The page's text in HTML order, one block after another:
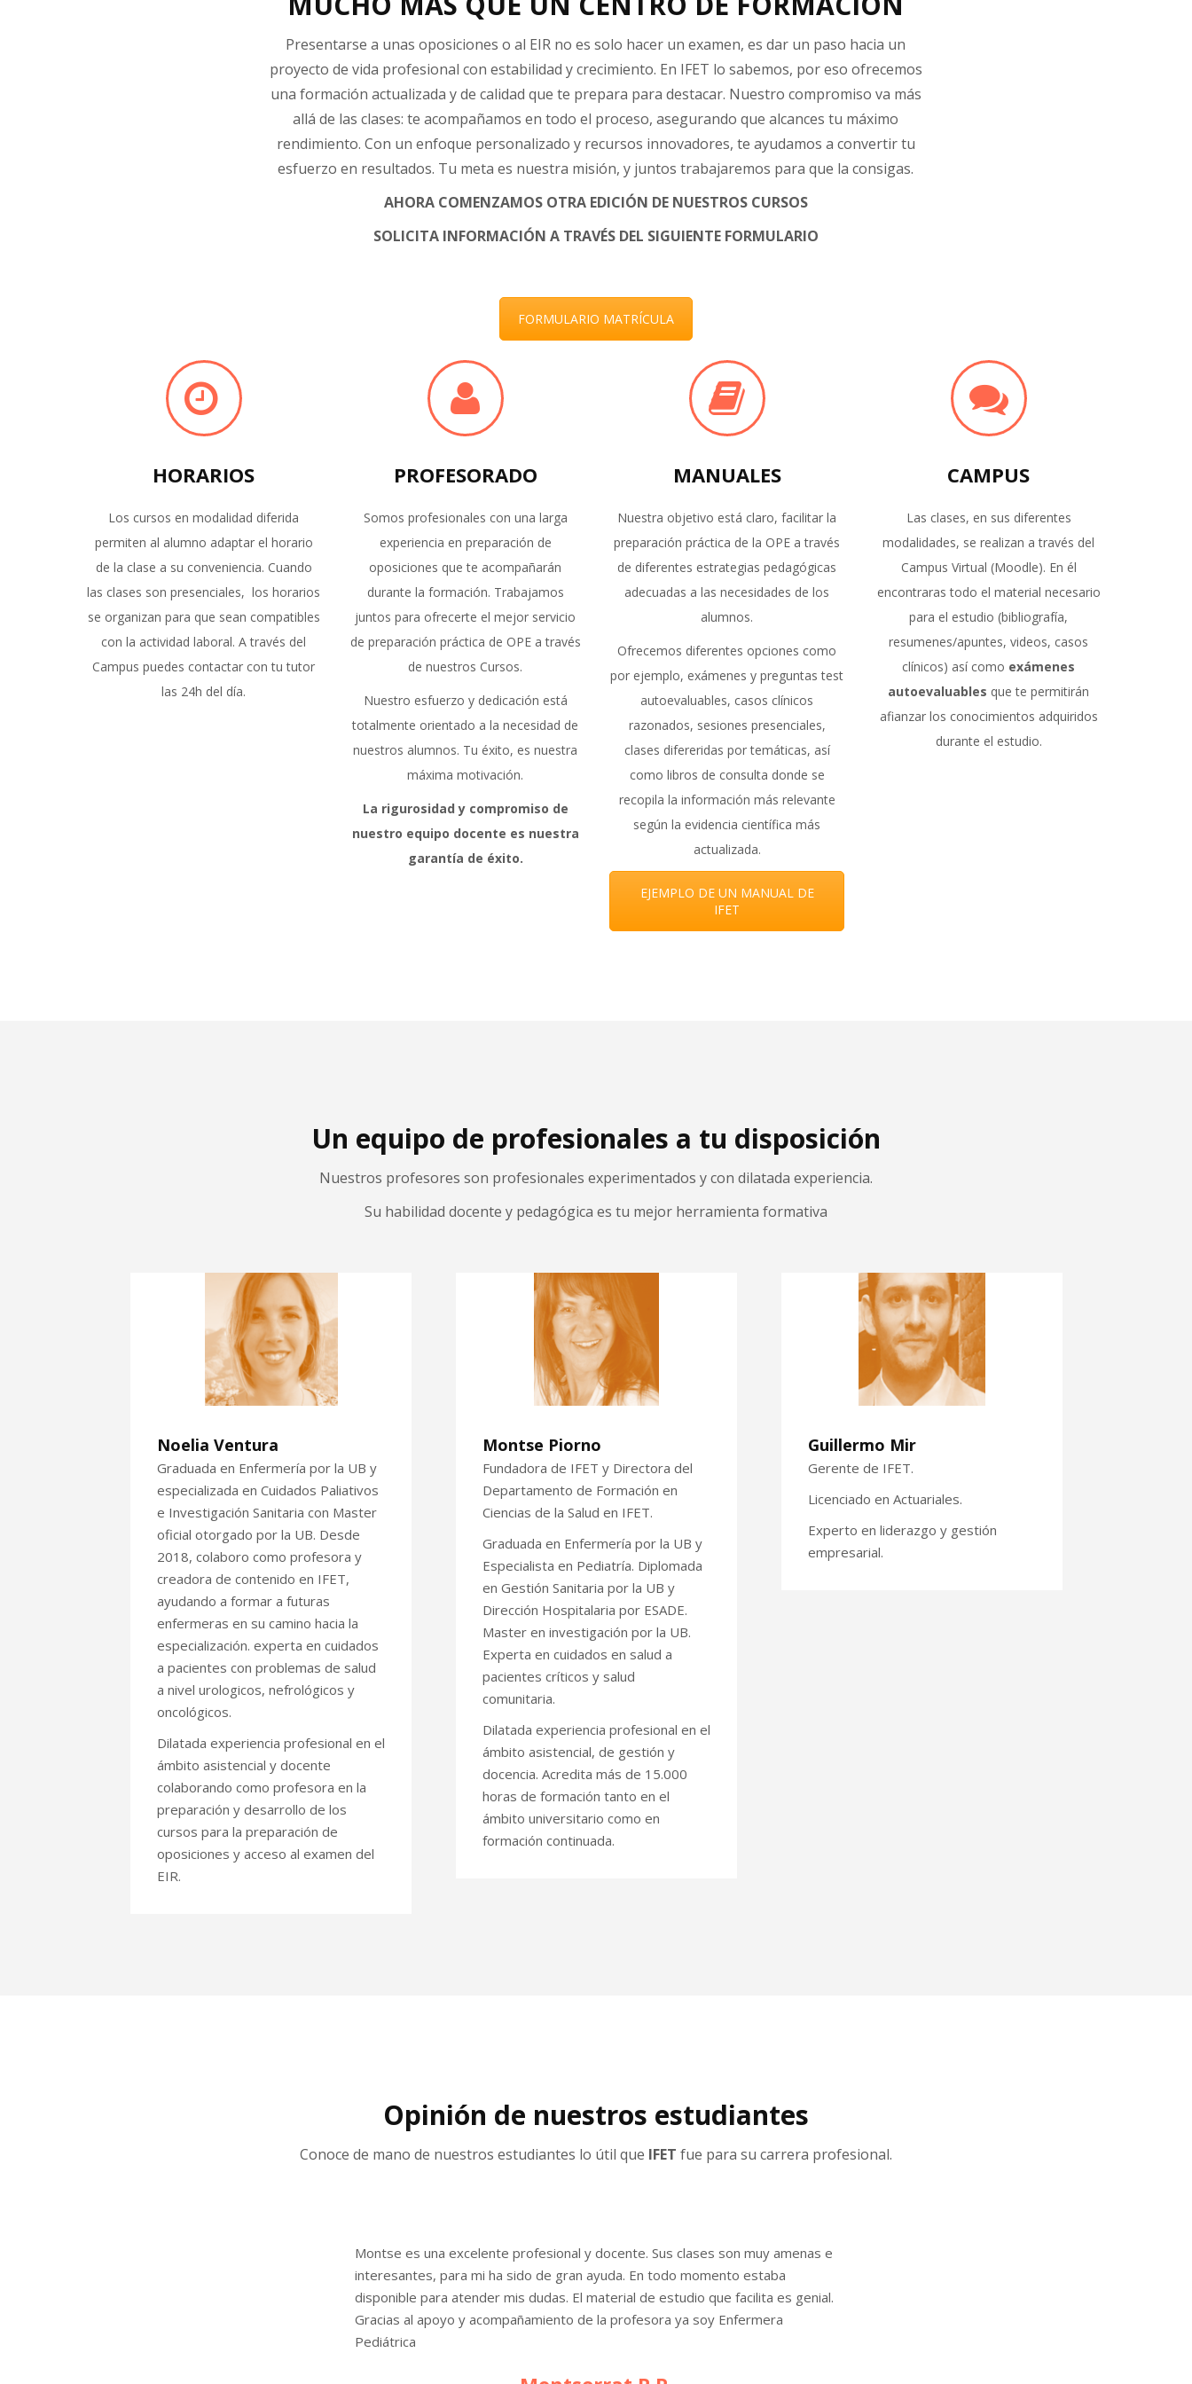
Presentarse a unas oposiciones o al EIR no es solo hacer un examen, es dar un paso hacia un
proyecto de vida profesional con estabilidad y crecimiento. En IFET lo sabemos, por eso ofrecemos
una formación actualizada y de calidad que te prepara para destacar. Nuestro compromiso va más
allá de las clases: te acompañamos en todo el proceso, asegurando que alcances tu máximo
rendimiento. Con un enfoque personalizado y recursos innovadores, te ayudamos a convertir tu
esfuerzo en resultados. Tu meta es nuestra misión, y juntos trabajaremos para que la consigas.
AHORA COMENZAMOS OTRA EDICIÓN DE NUESTROS CURSOS
SOLICITA INFORMACIÓN A TRAVÉS DEL SIGUIENTE FORMULARIO
FORMULARIO MATRÍCULA
HORARIOS
Los cursos en modalidad diferida
permiten al alumno adaptar el horario
de la clase a su conveniencia. Cuando
las clases son presenciales, los horarios
se organizan para que sean compatibles
con la actividad laboral. A través del
Campus puedes contactar con tu tutor
las 24h del día.
PROFESORADO
Somos profesionales con una larga
experiencia en preparación de
oposiciones que te acompañarán
durante la formación. Trabajamos
juntos para ofrecerte el mejor servicio
de preparación práctica de OPE a través
de nuestros Cursos.
Nuestro esfuerzo y dedicación está
totalmente orientado a la necesidad de
nuestros alumnos. Tu éxito, es nuestra
máxima motivación.
La rigurosidad y compromiso de
nuestro equipo docente es nuestra
garantía de éxito.
MANUALES
Nuestra objetivo está claro, facilitar la
preparación práctica de la OPE a través
de diferentes estrategias pedagógicas
adecuadas a las necesidades de los
alumnos.
Ofrecemos diferentes opciones como
por ejemplo, exámenes y preguntas test
autoevaluables, casos clínicos
razonados, sesiones presenciales,
clases difereridas por temáticas, así
como libros de consulta donde se
recopila la información más relevante
según la evidencia científica más
actualizada.
EJEMPLO DE UN MANUAL DE
IFET
CAMPUS
Las clases, en sus diferentes
modalidades, se realizan a través del
Campus Virtual (Moodle). En él
encontraras todo el material necesario
para el estudio (bibliografía,
resumenes/apuntes, videos, casos
clínicos) así como exámenes
autoevaluables que te permitirán
afianzar los conocimientos adquiridos
durante el estudio.
Un equipo de profesionales a tu disposición
Nuestros profesores son profesionales experimentados y con dilatada experiencia.
Su habilidad docente y pedagógica es tu mejor herramienta formativa
Noelia Ventura
Graduada en Enfermería por la UB y
especializada en Cuidados Paliativos
e Investigación Sanitaria con Master
oficial otorgado por la UB. Desde
2018, colaboro como profesora y
creadora de contenido en IFET,
ayudando a formar a futuras
enfermeras en su camino hacia la
especialización. experta en cuidados
a pacientes con problemas de salud
a nivel urologicos, nefrológicos y
oncológicos.
Dilatada experiencia profesional en el
ámbito asistencial y docente
colaborando como profesora en la
preparación y desarrollo de los
cursos para la preparación de
oposiciones y acceso al examen del
EIR.
Montse Piorno
Fundadora de IFET y Directora del
Departamento de Formación en
Ciencias de la Salud en IFET.
Graduada en Enfermería por la UB y
Especialista en Pediatría. Diplomada
en Gestión Sanitaria por la UB y
Dirección Hospitalaria por ESADE.
Master en investigación por la UB.
Experta en cuidados en salud a
pacientes críticos y salud
comunitaria.
Dilatada experiencia profesional en el
ámbito asistencial, de gestión y
docencia. Acredita más de 15.000
horas de formación tanto en el
ámbito universitario como en
formación continuada.
Guillermo Mir
Gerente de IFET.
Licenciado en Actuariales.
Experto en liderazgo y gestión
empresarial.
Opinión de nuestros estudiantes
Conoce de mano de nuestros estudiantes lo útil que IFET fue para su carrera profesional.
Montse es una excelente profesional y docente. Sus clases son muy amenas e
interesantes, para mi ha sido de gran ayuda. En todo momento estaba
disponible para atender mis dudas. El material de estudio que facilita es genial.
Gracias al apoyo y acompañamiento de la profesora ya soy Enfermera
Pediátrica